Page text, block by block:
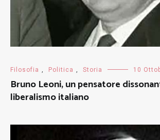
Filosofia , Politica , Storia 10
Bruno Leoni, un pensatore
liberalismo italiano